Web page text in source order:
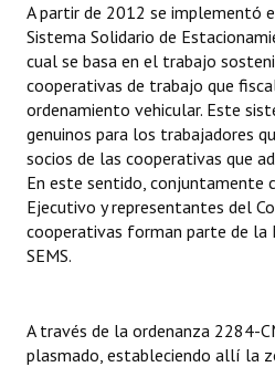
Antiguos Pobladores
Noticias Destacadas
Registros y Distinciones
Datos Históricos
Premio al Mérito - Registro
Audiencias Públicas - Registro
Periodistas Decanos - Registro
A partir de 2012 se implementó
Sistema Solidario de
cual se basa en el trabajo
cooperativas de trabajo que
ordenamiento vehicular. Este
genuinos para los trabajadores
socios de las cooperativas que
En este sentido, conjuntamente
Ejecutivo y representantes del
cooperativas forman parte de la
SEMS.
A través de la ordenanza 2284-
plasmado, estableciendo allí la